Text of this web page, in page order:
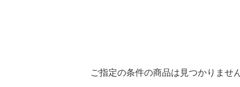
ご指定の条件の商品は見つかりませ